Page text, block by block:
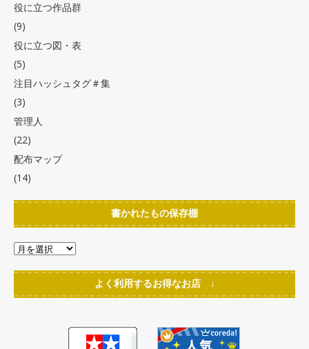
役に立つ作品群
(9)
役に立つ図・表
(5)
注目ハッシュタグ＃集
(3)
管理人
(22)
配布マップ
(14)
書かれたもの保存棚
よく利用するお得なお店 ↓